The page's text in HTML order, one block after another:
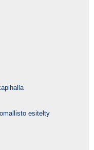
esitelty